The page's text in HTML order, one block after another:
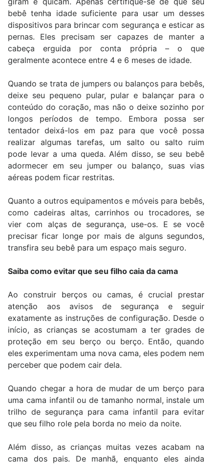
bebê tenha idade suficiente para usar um desses
dispositivos para brincar com segurança e esticar as
pernas. Eles precisam ser capazes de manter a
cabeça erguida por conta própria – o que
geralmente acontece entre 4 e 6 meses de idade.
Quando se trata de jumpers ou balanços para bebês,
deixe seu pequeno pular, pular e balançar para o
conteúdo do coração, mas não o deixe sozinho por
longos períodos de tempo. Embora possa ser
tentador deixá-los em paz para que você possa
realizar algumas tarefas, um salto ou salto ruim
pode levar a uma queda. Além disso, se seu bebê
adormecer em seu jumper ou balanço, suas vias
aéreas podem ficar restritas.
Quanto a outros equipamentos e móveis para bebês,
como cadeiras altas, carrinhos ou trocadores, se
vier com alças de segurança, use-os. E se você
precisar ficar longe por mais de alguns segundos,
transfira seu bebê para um espaço mais seguro.
Saiba como evitar que seu filho caia da cama
Ao construir berços ou camas, é crucial prestar
atenção aos avisos de segurança e seguir
exatamente as instruções de configuração. Desde o
início, as crianças se acostumam a ter grades de
proteção em seu berço ou berço. Então, quando
eles experimentam uma nova cama, eles podem nem
perceber que podem cair dela.
Quando chegar a hora de mudar de um berço para
uma cama infantil ou de tamanho normal, instale um
trilho de segurança para cama infantil para evitar
que seu filho role pela borda no meio da noite.
Além disso, as crianças muitas vezes acabam na
cama dos pais. De manhã, enquanto eles ainda